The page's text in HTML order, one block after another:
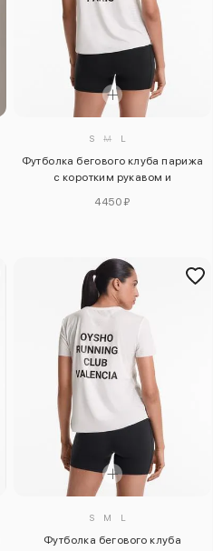
S M L
Футболка бегового клуба парижа
с коротким рукавом и
технической ткани
4450 ₽
S M L
Футболка бегового клуба